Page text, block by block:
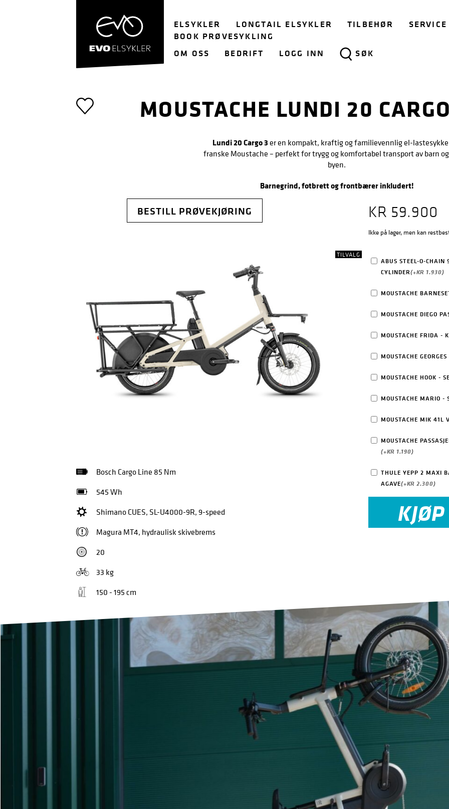
ELSYKLER LONGTAIL ELSYKLER TILBEHØR
SERVICE
BOOK PRØVESYKLING
OM OSS
BEDRIFT LOGG INN SØK
MOUSTACHE LUNDI 20
Lundi 20 Cargo 3er en kompakt, kraftig og familievennlig el-
franske Moustache – perfekt for trygg og komfortabel transport av barn
byen.
Barnegrind, fotbrett og frontbærer inkludert!
BESTILL PRØVEKJØRING
Bosch Cargo Line 85 Nm
545 Wh
Shimano CUES, SL-U4000-9R, 9-speed
Magura MT4, hydraulisk skivebrems
20
33 kg
150 - 195 cm
KR 59.900
Ikke på lager, men kan
TILVALG
ABUS STEEL-O-
CYLINDER(+KR 1.930)
MOUSTACHE
MOUSTACHE DIEGO
MOUSTACHE FRIDA -
MOUSTACHE
MOUSTACHE HOOK -
MOUSTACHE MARIO -
MOUSTACHE MIK 41L
MOUSTACHE
(+KR 1.190)
THULE YEPP 2 MAXI
AGAVE(+KR 2.300)
KJØP